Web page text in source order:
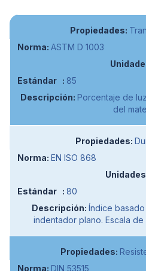
ASTM D 1003
85
Porcentaje de
del
EN ISO 868
80
Índice
indentador plano. Escala
DIN 53515